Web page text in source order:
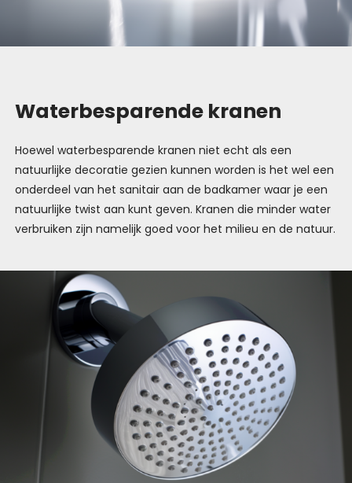
Waterbesparende kranen
Hoewel waterbesparende kranen niet echt als een
natuurlijke decoratie gezien kunnen worden is het wel een
onderdeel van het sanitair aan de badkamer waar je een
natuurlijke twist aan kunt geven. Kranen die minder water
verbruiken zijn namelijk goed voor het milieu en de natuur.